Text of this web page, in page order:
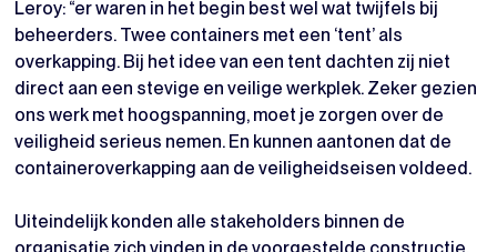
Leroy: “er waren in het begin best wel wat twijfels bij
beheerders. Twee containers met een ‘tent’ als
overkapping. Bij het idee van een tent dachten zij niet
direct aan een stevige en veilige werkplek. Zeker gezien
ons werk met hoogspanning, moet je zorgen over de
veiligheid serieus nemen. En kunnen aantonen dat de
containeroverkapping aan de veiligheidseisen voldeed.
Uiteindelijk konden alle stakeholders binnen de